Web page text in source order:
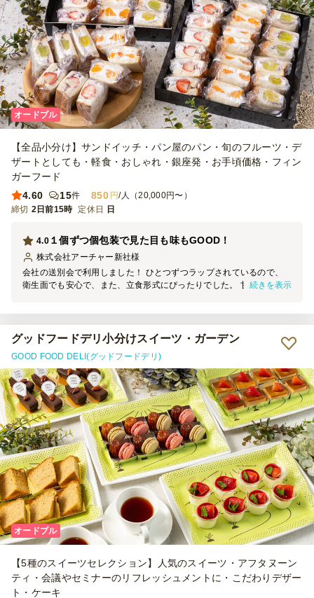
オードブル
【全品小分け】サンドイッチ・パン屋のパン・旬のフルーツ・デ
ザートとしても・軽食・おしゃれ・銀座発・お手頃価格・フィン
ガーフード
4.60
15件 850 円/人（20,000円〜）
締切 2日前15時 定休日 日
１個ずつ個包装で見た目も味もGOOD！
4.0
株式会社アーチャー新社様
会社の送別会で利用しました！ ひとつずつラップされているので、
衛生面でも安心で、また、立食形式にぴったりでした。 甘すぎなく
す。
続きを表示
グッドフードデリ小分けスイーツ・ガーデン
GOOD FOOD DELI(グッドフードデリ)
オードブル
【5種のスイーツセレクション】人気のスイーツ・アフタヌーン
ティ・会議やセミナーのリフレッシュメントに・こだわりデザー
ト・ケーキ